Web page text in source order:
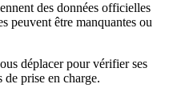
des données officielles
peuvent être manquantes ou
déplacer pour vérifier ses
prise en charge.